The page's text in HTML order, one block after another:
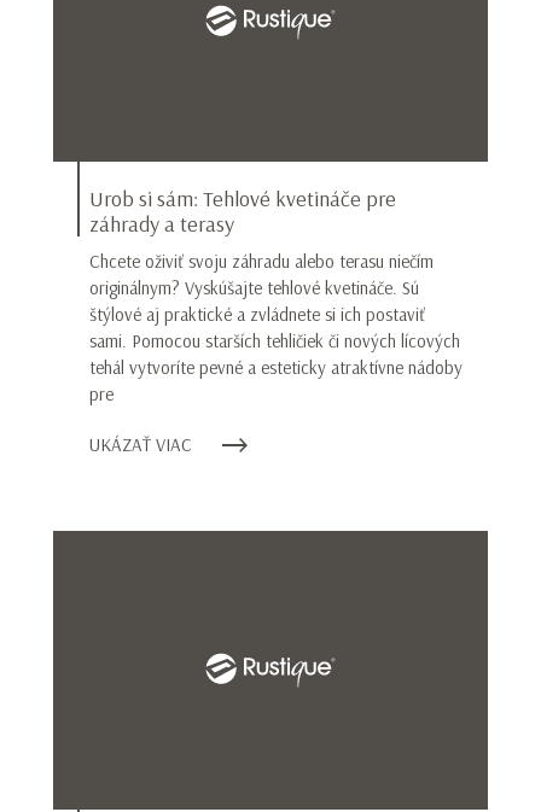
Urob si sám: Tehlové kvetináče pre
záhrady a terasy
Chcete oživiť svoju záhradu alebo terasu niečím
originálnym? Vyskúšajte tehlové kvetináče. Sú
štýlové aj praktické a zvládnete si ich postaviť
sami. Pomocou starších tehličiek či nových lícových
tehál vytvoríte pevné a esteticky atraktívne nádoby
pre
UKÁZAŤ VIAC